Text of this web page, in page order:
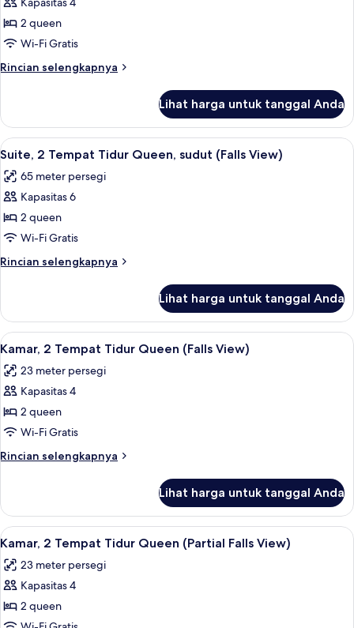
untuk
Kamar
Deluks,
2
Tempat
Queen
(Falls
View)
2 queen
Wi-Fi Gratis
Rincian selengkapnya
Rincian
Kamar
Deluks,
2
Tidur
Queen
View)
Lihat harga untuk tanggal Anda
Lihat
semua
foto
untuk
Suite,
2
Tempat
Tidur
sudut
(Falls
View)
Suite, 2 Tempat Tidur Queen, sudut
5
Suite, 2 Tempat Tidur Queen, sudut (Falls View)
65 meter persegi
Kapasitas 6
2 queen
Wi-Fi Gratis
Rincian selengkapnya
Rincian
Suite,
Tempat
Queen,
sudut
View)
Lihat harga untuk tanggal Anda
Lihat
semua
foto
untuk
Kamar,
2
Tempat
Tidur
(Falls
View)
Brankas, ruang kerja ramah laptop,
4
Kamar, 2 Tempat Tidur Queen (Falls View)
23 meter persegi
Kapasitas 4
2 queen
Wi-Fi Gratis
Rincian selengkapnya
Rincian
Kamar,
Tempat
Queen
(Falls
Lihat harga untuk tanggal Anda
Lihat
semua
foto
untuk
Kamar,
Kamar, 2 Tempat Tidur Queen
5
Kamar, 2 Tempat Tidur Queen (Partial Falls View)
23 meter persegi
Kapasitas 4
2 queen